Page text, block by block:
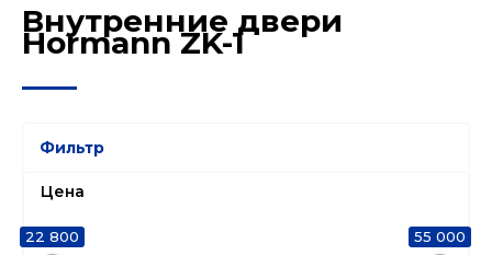
Внутренние двери
Hormann ZK-1
Фильтр
Цена
22 800 55 000